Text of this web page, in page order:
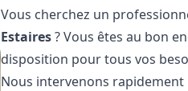
Vous cherchez un
Estaires? Vous êtes au bon
disposition pour tous vos
Nous intervenons